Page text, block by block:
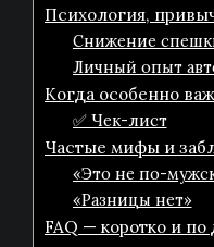
Психология,
Снижение
Личный опыт
Когда особенно
✅ Чек-лист
Частые мифы и
«Это не по-
«Разницы нет»
FAQ — коротко и по